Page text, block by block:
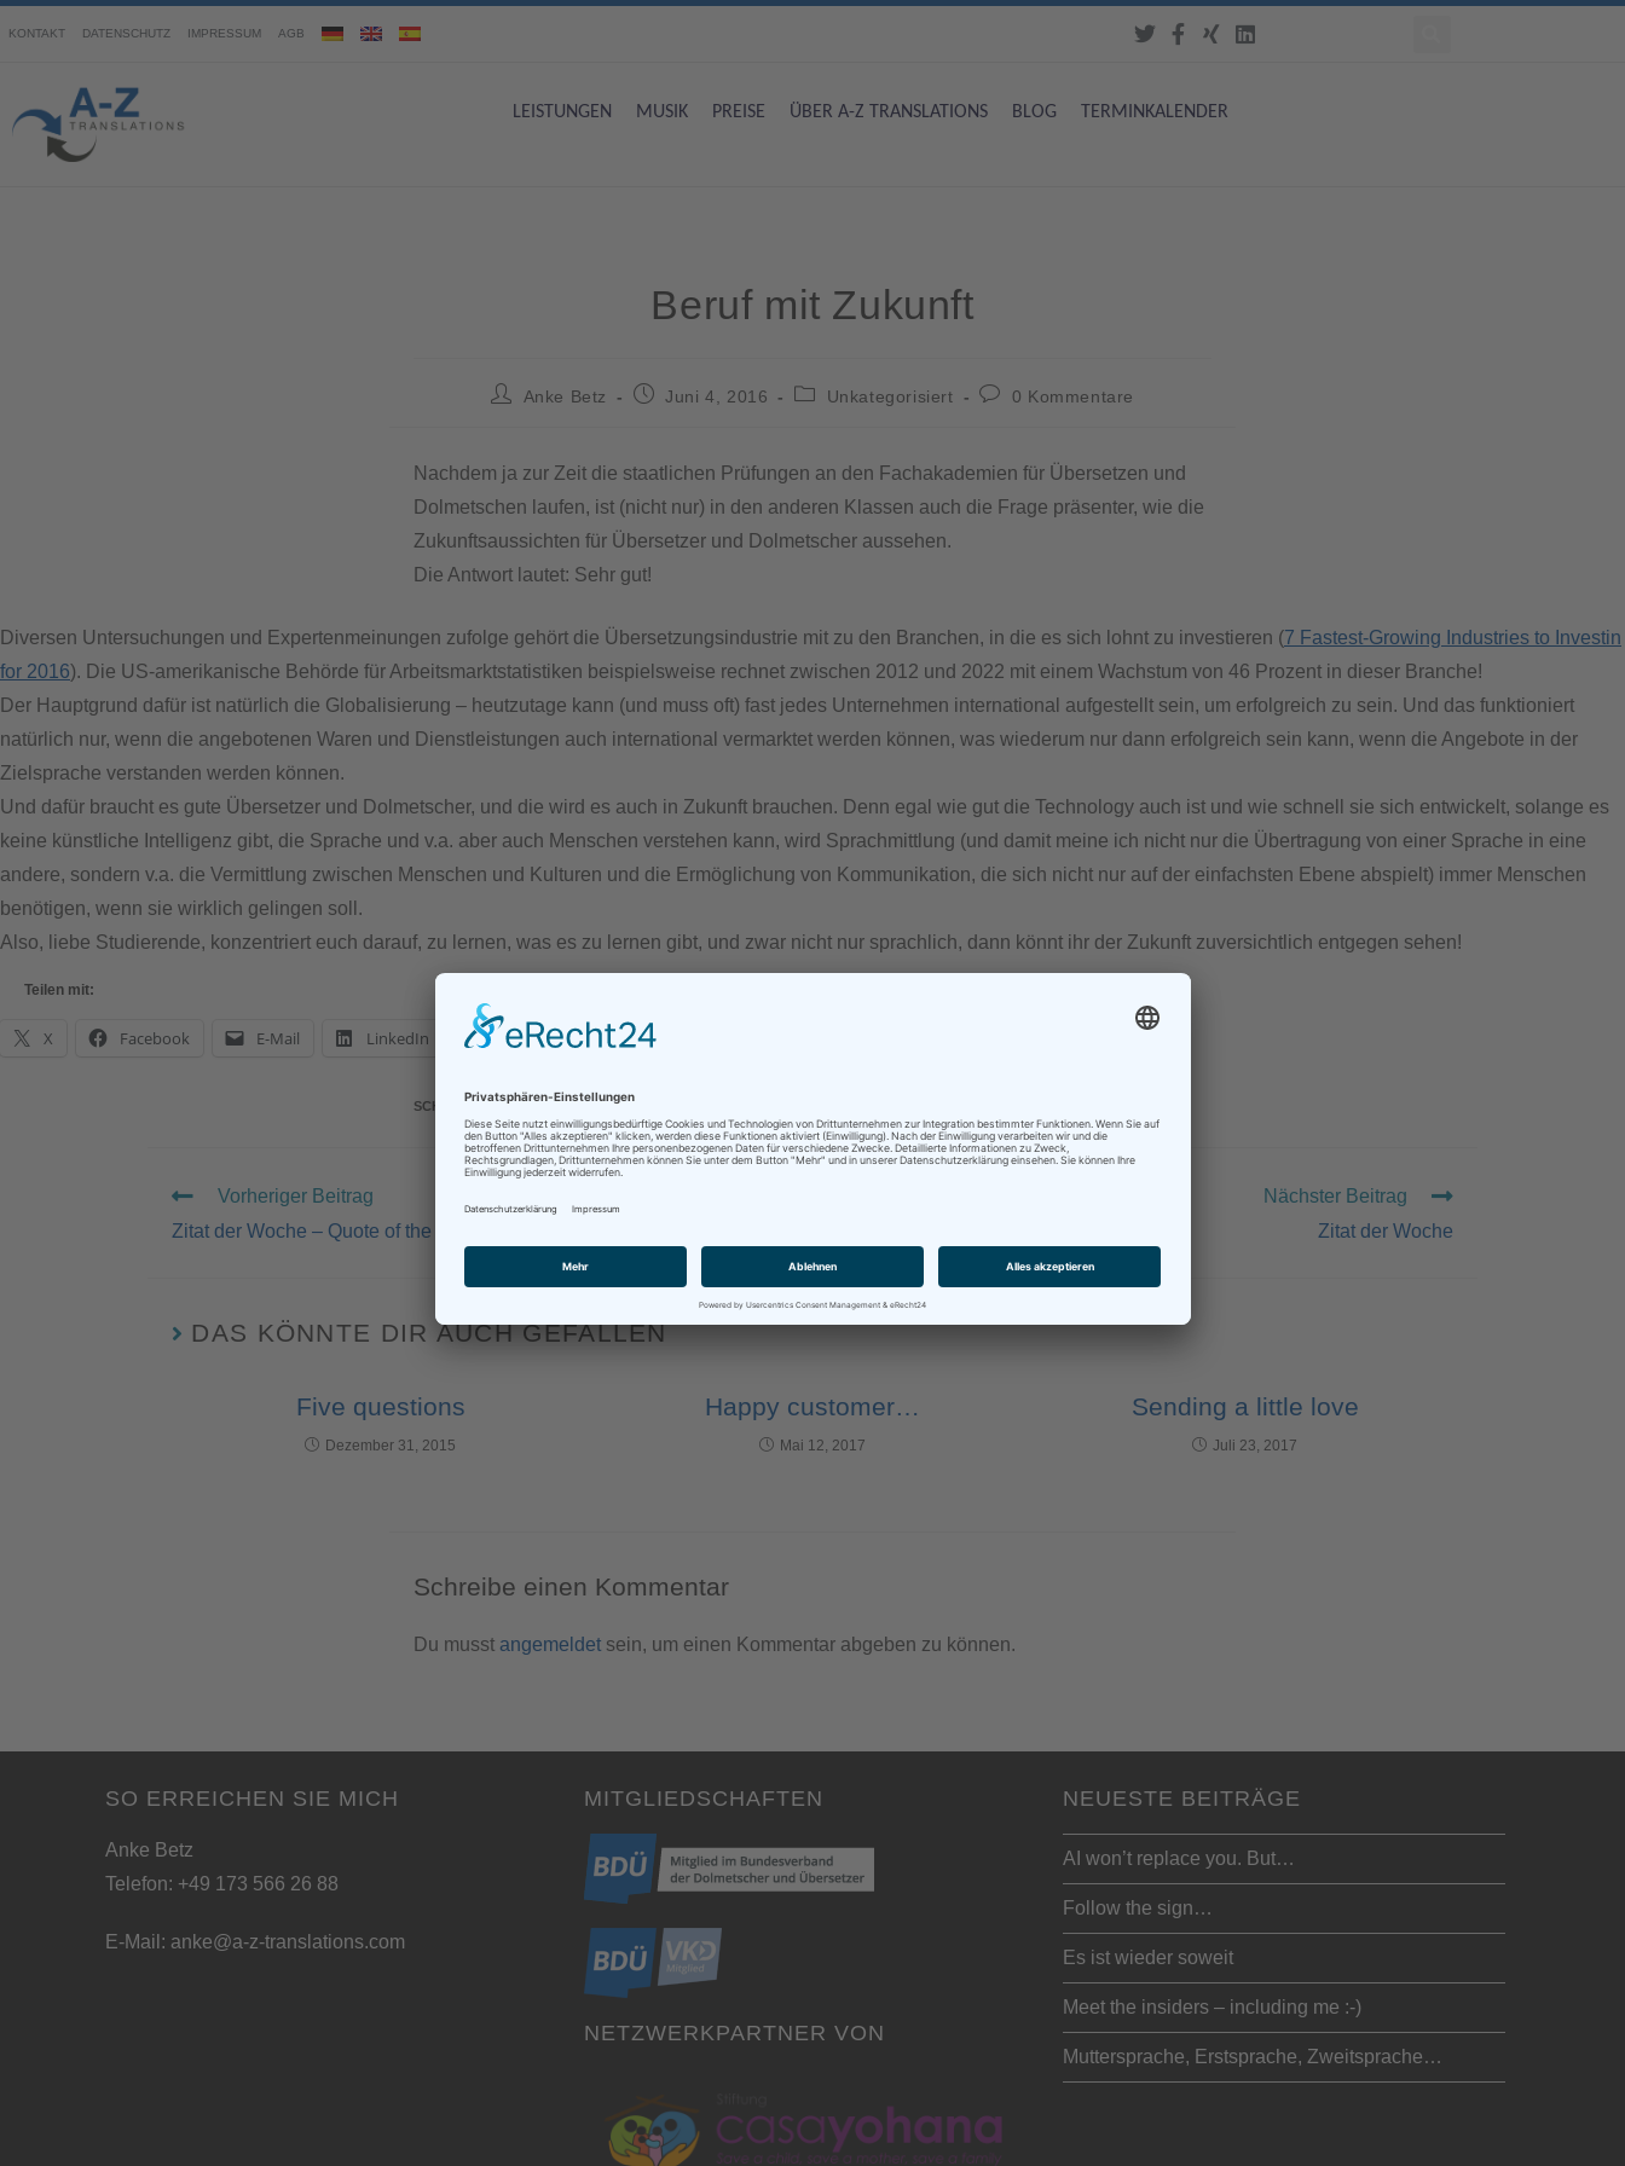
KONTAKT DATENSCHUTZ IMPRESSUM AGB
LEISTUNGEN MUSIK PREISE ÜBER A-Z TRANSLATIONS BLOG TERMINKALENDER
Beruf mit Zukunft
Anke Betz Juni 4, 2016 Unkategorisiert 0 Kommentare
Nachdem ja zur Zeit die staatlichen Prüfungen an den Fachakademien für Übersetzen und
Dolmetschen laufen, ist (nicht nur) in den anderen Klassen auch die Frage präsenter, wie die
Zukunftsaussichten für Übersetzer und Dolmetscher aussehen.
Die Antwort lautet: Sehr gut!
Diversen Untersuchungen und Expertenmeinungen zufolge gehört die Übersetzungsindustrie mit zu den Branchen, in die es sich lohnt zu investieren (7 Fastest-Growing Industries to Investin
for 2016). Die US-amerikanische Behörde für Arbeitsmarktstatistiken beispielsweise rechnet zwischen 2012 und 2022 mit einem Wachstum von 46 Prozent in dieser Branche!
Der Hauptgrund dafür ist natürlich die Globalisierung – heutzutage kann (und muss oft) fast jedes Unternehmen international aufgestellt sein, um erfolgreich zu sein. Und das funktioniert
natürlich nur, wenn die angebotenen Waren und Dienstleistungen auch international vermarktet werden können, was wiederum nur dann erfolgreich sein kann, wenn die Angebote in der
Zielsprache verstanden werden können.
Und dafür braucht es gute Übersetzer und Dolmetscher, und die wird es auch in Zukunft brauchen. Denn egal wie gut die Technology auch ist und wie schnell sie sich entwickelt, solange es
keine künstliche Intelligenz gibt, die Sprache und v.a. aber auch Menschen verstehen kann, wird Sprachmittlung (und damit meine ich nicht nur die Übertragung von einer Sprache in eine
andere, sondern v.a. die Vermittlung zwischen Menschen und Kulturen und die Ermöglichung von Kommunikation, die sich nicht nur auf der einfachsten Ebene abspielt) immer Menschen
benötigen, wenn sie wirklich gelingen soll.
Also, liebe Studierende, konzentriert euch darauf, zu lernen, was es zu lernen gibt, und zwar nicht nur sprachlich, dann könnt ihr der Zukunft zuversichtlich entgegen sehen!
Teilen mit:
X Facebook E-Mail LinkedIn WhatsApp Mehr
SCHLAGWÖRTER:BERUF, DEUTSCH
Vorheriger Beitrag
Zitat der Woche – Quote of the Week
Nächster Beitrag
Zitat der Woche
DAS KÖNNTE DIR AUCH GEFALLEN
Five questions
Dezember 31, 2015
Happy customer…
Mai 12, 2017
Sending a little love
Juli 23, 2017
Schreibe einen Kommentar
Du musst angemeldet sein, um einen Kommentar abgeben zu können.
SO ERREICHEN SIE MICH
Anke Betz
Telefon: +49 173 566 26 88
E-Mail: anke@a-z-translations.com
MITGLIEDSCHAFTEN
NETZWERKPARTNER VON
NEUESTE BEITRÄGE
AI won’t replace you. But…
Follow the sign…
Es ist wieder soweit
Meet the insiders – including me :-)
Muttersprache, Erstsprache, Zweitsprache…